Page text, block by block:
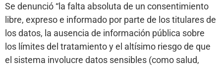
Se denunció “la falta absoluta de un consentimiento
libre, expreso e informado por parte de los titulares de
los datos, la ausencia de información pública sobre
los límites del tratamiento y el altísimo riesgo de que
el sistema involucre datos sensibles (como salud,